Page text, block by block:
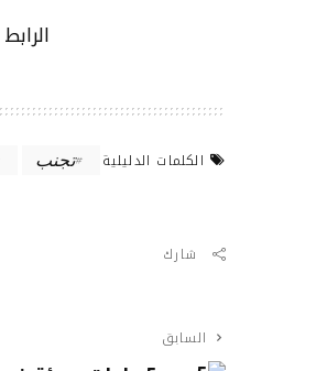
الكلمات الدليلية تجنب
شارك
السابق